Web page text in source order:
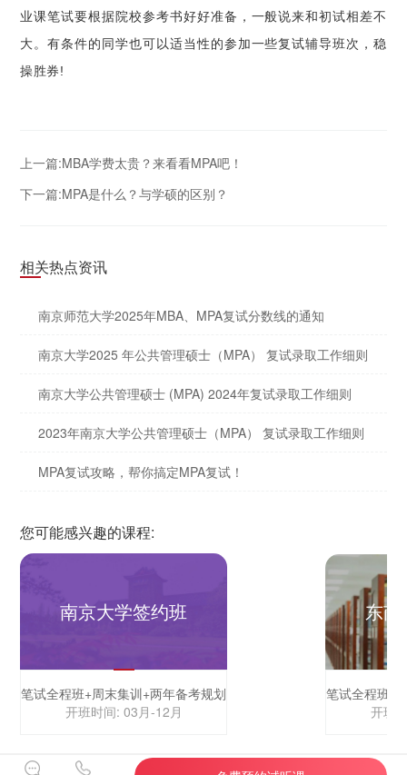
业课笔试要根据院校参考书好好准备，一般说来和初试相差不
大。有条件的同学也可以适当性的参加一些复试辅导班次，稳
操胜券!
上一篇:MBA学费太贵？来看看MPA吧！
下一篇:MPA是什么？与学硕的区别？
相关热点资讯
南京师范大学2025年MBA、MPA复试分数线的通知
南京大学2025 年公共管理硕士（MPA） 复试录取工作细则
南京大学公共管理硕士 (MPA) 2024年复试录取工作细则
2023年南京大学公共管理硕士（MPA） 复试录取工作细则
MPA复试攻略，帮你搞定MPA复试！
您可能感兴趣的课程:
南京大学签约班
笔试全程班+周末集训+两年备考规划
开班时间: 03月-12月
东
开班